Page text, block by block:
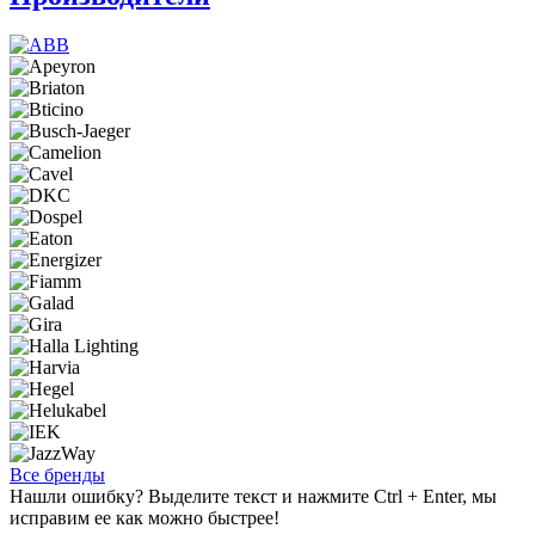
Все бренды
Нашли ошибку? Выделите текст и нажмите Ctrl + Enter, мы
исправим ее как можно быстрее!